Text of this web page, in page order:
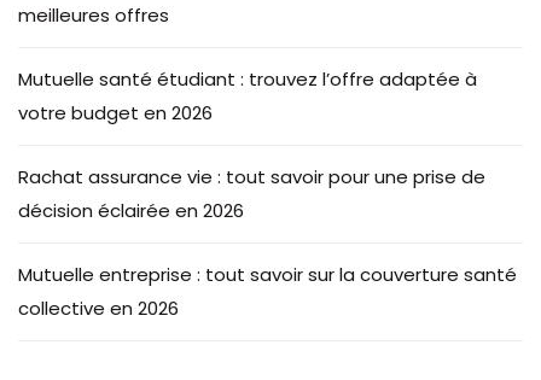
meilleures offres
Mutuelle santé étudiant : trouvez l’offre adaptée à
votre budget en 2026
Rachat assurance vie : tout savoir pour une prise de
décision éclairée en 2026
Mutuelle entreprise : tout savoir sur la couverture santé
collective en 2026